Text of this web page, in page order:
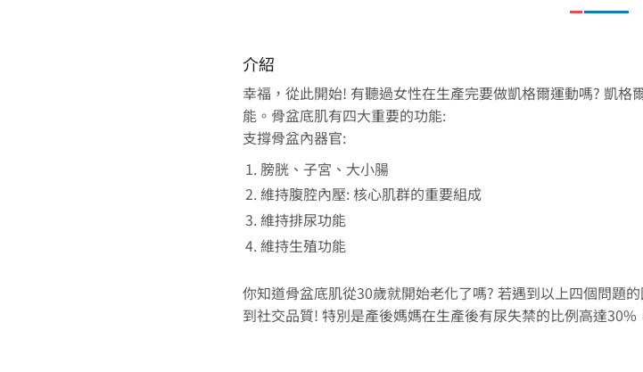
介紹
幸福，從此開始! 有聽過女性在生產完要做凱格爾運動嗎? 凱
能。骨盆底肌有四大重要的功能:
支撐骨盆內器官:
膀胱、子宮、大小腸
維持腹腔內壓: 核心肌群的重要組成
維持排尿功能
維持生殖功能
你知道骨盆底肌從30歲就開始老化了嗎? 若遇到以上四個問題
到社交品質! 特別是產後媽媽在生產後有尿失禁的比例高達